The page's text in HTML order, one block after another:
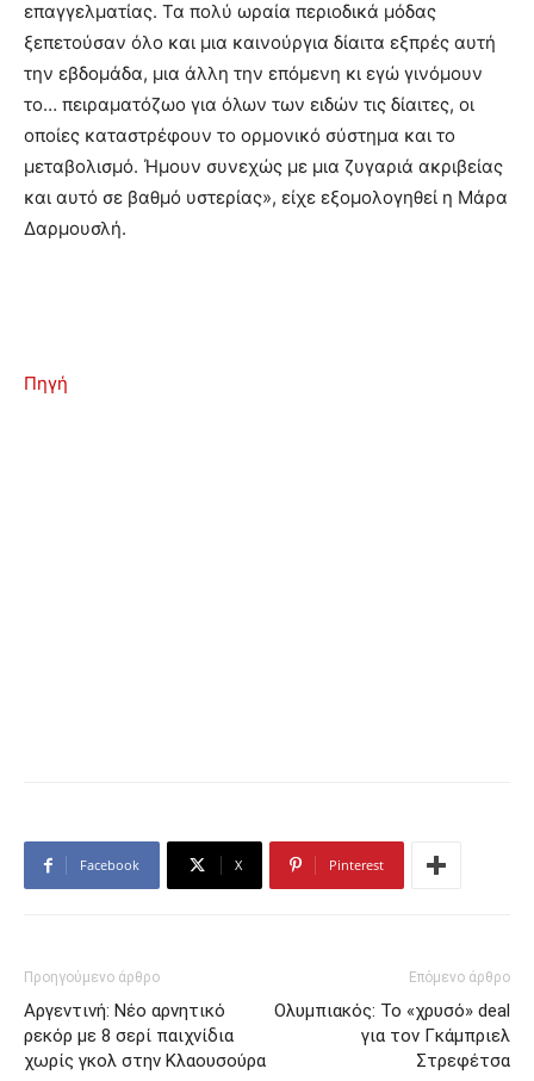
επαγγελματίας. Τα πολύ ωραία περιοδικά μόδας
ξεπετούσαν όλο και μια καινούργια δίαιτα εξπρές αυτή
την εβδομάδα, μια άλλη την επόμενη κι εγώ γινόμουν
το… πειραματόζωο για όλων των ειδών τις δίαιτες, οι
οποίες καταστρέφουν το ορμονικό σύστημα και το
μεταβολισμό. Ήμουν συνεχώς με μια ζυγαριά ακριβείας
και αυτό σε βαθμό υστερίας», είχε εξομολογηθεί η Μάρα
Δαρμουσλή.
Πηγή
Facebook X Pinterest
Προηγούμενο άρθρο
Αργεντινή: Νέο αρνητικό
ρεκόρ με 8 σερί παιχνίδια
χωρίς γκολ στην Κλαουσούρα
Επόμενο άρθρο
Ολυμπιακός: Το «χρυσό» deal
για τον Γκάμπριελ
Στρεφέτσα